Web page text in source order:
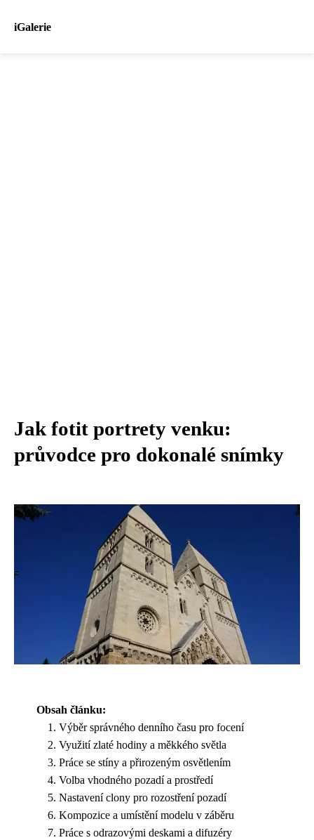
iGalerie
Jak fotit portrety venku:
průvodce pro dokonalé snímky
Obsah článku:
Výběr správného denního času pro focení
Využití zlaté hodiny a měkkého světla
Práce se stíny a přirozeným osvětlením
Volba vhodného pozadí a prostředí
Nastavení clony pro rozostření pozadí
Kompozice a umístění modelu v záběru
Práce s odrazovými deskami a difuzéry